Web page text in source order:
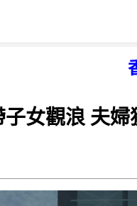
女觀浪 夫